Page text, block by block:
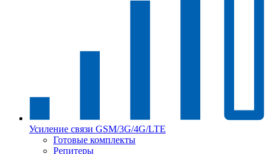
Усиление связи GSM/3G/4G/LTE
Готовые комплекты
Репитеры